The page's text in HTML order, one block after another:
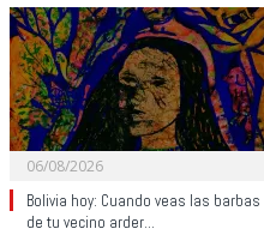
06/08/2026
Bolivia hoy: Cuando veas las barbas
de tu vecino arder…